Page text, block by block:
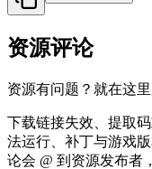
资源评论
资源有问题？就在这
下载链接失效、提取
法运行、补丁与游戏
论会 @ 到资源发布者